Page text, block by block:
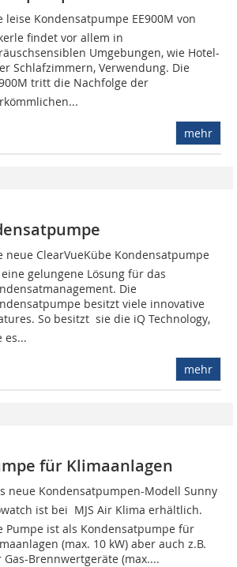
leise Kondensatpumpe EE900M von
findet vor allem in
Umgebungen, wie Hotel-
Schlafzimmern, Verwendung. Die
tritt die Nachfolge der
mehr
neue ClearVueKübe Kondensatpumpe
gelungene Lösung für das
Die
besitzt viele innovative
So besitzt sie die iQ Technology,
es...
mehr
für Klimaanlagen
neue Kondensatpumpen-Modell Sunny
ist bei MJS Air Klima erhältlich.
Pumpe ist als Kondensatpumpe für
(max. 10 kW) aber auch z.B.
Gas-Brennwertgeräte (max....